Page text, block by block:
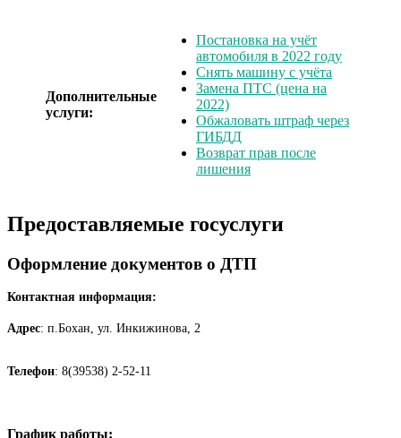
Дополнительные
услуги:
Постановка на учёт
автомобиля в 2022 году
Снять машину с учёта
Замена ПТС (цена на
2022)
Обжаловать штраф через
ГИБДД
Возврат прав после
лишения
Предоставляемые госуслуги
Оформление документов о ДТП
Контактная информация:
Адрес: п.Бохан, ул. Инкижинова, 2
Телефон: 8(39538) 2-52-11
График работы: